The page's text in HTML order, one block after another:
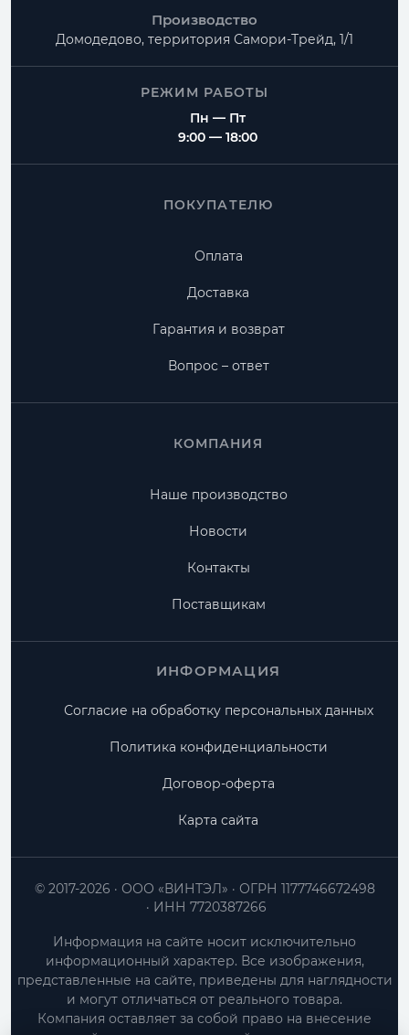
Производство
Домодедово, территория Самори-Трейд, 1/1
РЕЖИМ РАБОТЫ
Пн — Пт
9:00 — 18:00
ПОКУПАТЕЛЮ
Оплата
Доставка
Гарантия и возврат
Вопрос – ответ
КОМПАНИЯ
Наше производство
Новости
Контакты
Поставщикам
ИНФОРМАЦИЯ
Согласие на обработку персональных данных
Политика конфиденциальности
Договор-оферта
Карта сайта
ООО «ВИНТЭЛ»
ОГРН 1177746672498
ИНН 7720387266
© 2017-2026
Информация на сайте носит исключительно
информационный характер. Все изображения,
представленные на сайте, приведены для наглядности
и могут отличаться от реального товара.
Компания оставляет за собой право на внесение